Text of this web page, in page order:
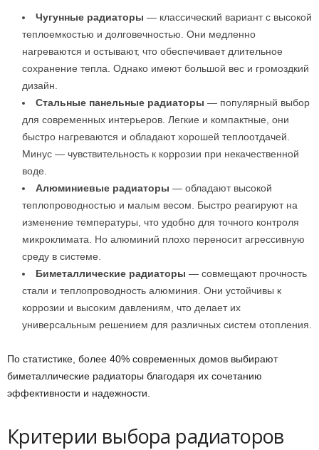
Чугунные радиаторы — классический вариант с высокой
теплоемкостью и долговечностью. Они медленно
нагреваются и остывают, что обеспечивает длительное
сохранение тепла. Однако имеют большой вес и громоздкий
дизайн.
Стальные панельные радиаторы — популярный выбор
для современных интерьеров. Легкие и компактные, они
быстро нагреваются и обладают хорошей теплоотдачей.
Минус — чувствительность к коррозии при некачественной
воде.
Алюминиевые радиаторы — обладают высокой
теплопроводностью и малым весом. Быстро реагируют на
изменение температуры, что удобно для точного контроля
микроклимата. Но алюминий плохо переносит агрессивную
среду в системе.
Биметаллические радиаторы — совмещают прочность
стали и теплопроводность алюминия. Они устойчивы к
коррозии и высоким давлениям, что делает их
универсальным решением для различных систем отопления.
По статистике, более 40% современных домов выбирают
биметаллические радиаторы благодаря их сочетанию
эффективности и надежности.
Критерии выбора радиаторов